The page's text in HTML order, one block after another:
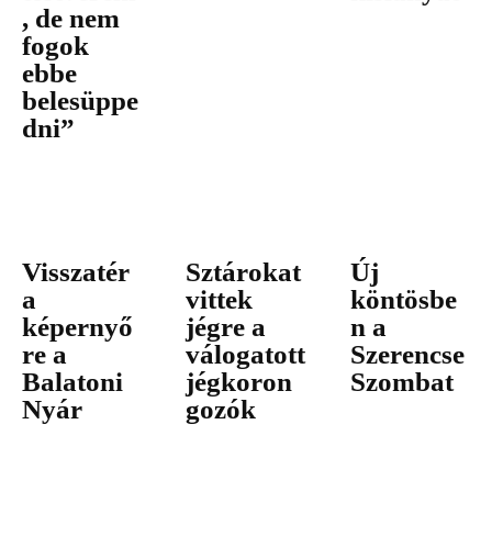
, de nem
fogok
ebbe
belesüppe
dni”
Visszatér
a
képernyő
re a
Balatoni
Nyár
Sztárokat
vittek
jégre a
válogatott
jégkoron
gozók
Új
köntösbe
n a
Szerencse
Szombat